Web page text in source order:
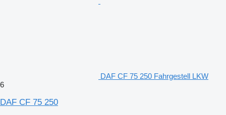
DAF CF 75 250 Fahrgestell LKW
6
DAF CF 75 250